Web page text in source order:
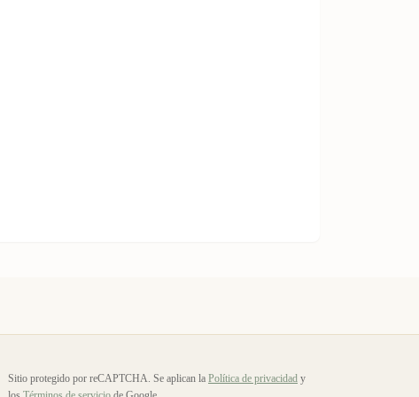
Sitio protegido por reCAPTCHA. Se aplican la Política de privacidad y